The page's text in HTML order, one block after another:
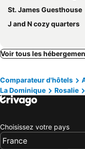
St. James Guesthouse
J and N cozy quarters
Voir tous les
Comparateur d'hôtels
La Dominique
Rosalie
Choisissez votre pays